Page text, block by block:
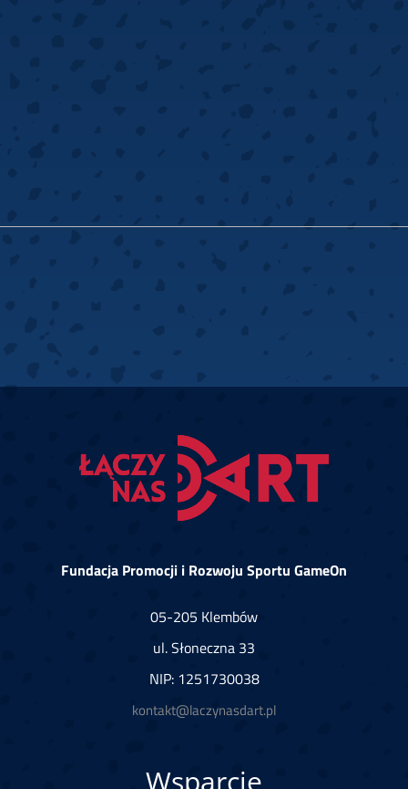
Fundacja Promocji i Rozwoju Sportu GameOn
05-205 Klembów
ul. Słoneczna 33
NIP: 1251730038
kontakt@laczynasdart.pl